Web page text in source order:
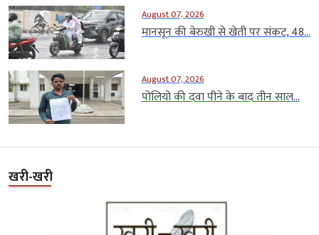
August 07, 2026
मानसून की बेरुखी से खेती पर संकट, 48...
August 07, 2026
पोलियो की दवा पीने के बाद तीन साल...
खरी-खरी